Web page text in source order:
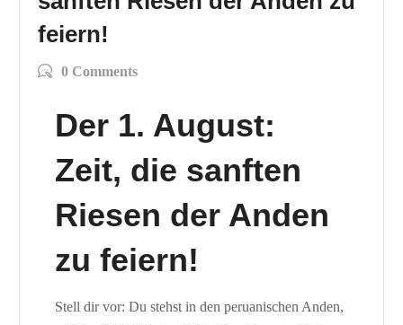
feiern!
0 Comments
Der 1. August:
Zeit, die sanften
Riesen der Anden
zu feiern!
Stell dir vor: Du stehst in den peruanischen Anden,